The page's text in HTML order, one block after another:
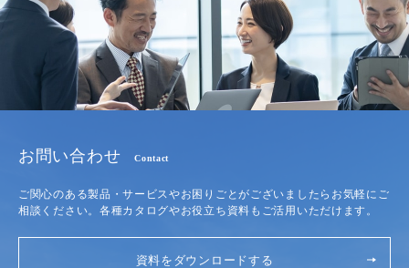
お問い合わせ Contact
ご関心のある製品・サービスやお困りごとがございましたらお気軽にご
相談ください。各種カタログやお役立ち資料もご活用いただけます。
資料をダウンロードする